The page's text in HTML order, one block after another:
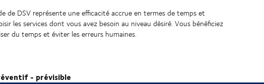
de DSV représente une efficacité accrue en termes de temps et
les services dont vous avez besoin au niveau désiré. Vous bénéficiez
du temps et éviter les erreurs humaines.
- prévisible